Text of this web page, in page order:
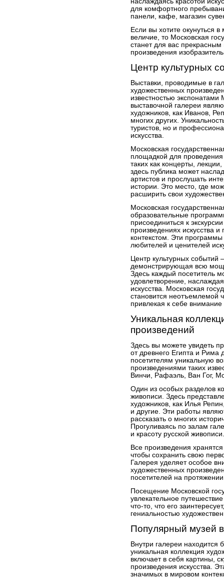
для комфортного
панели, кафе, магазин
Если вы хотите окунуться
величие, то Московская
станет для вас
произведения
Центр культурных
Выставки, проводимые в
художественных
известностью экспонатами
выставочной галереи
художников, как Иванов,
многих других.
туристов, но и
искусства.
Московская
площадкой для
таких как концерты,
здесь публика может
артистов и прослушать
истории. Это место, где
расширить свои
Московская
образовательные
присоединиться к
произведениях искусства
контекстом. Эти
любителей и ценителей
Центр культурных событий
демонстрирующая всю мощь
Здесь каждый посетитель
удовлетворение,
искусства. Московская
становится неотъемлемой
привлекая к себе
Уникальная
произведений
Здесь вы можете увидеть
от древнего Египта и Рима
посетителям уникальную
произведениями таких
Винчи, Рафаэль, Ван Гог,
Один из особых разделов
живописи. Здесь
художников, как Илья
и другие. Эти работы
рассказать о многих
Прогуливаясь по залам
и красоту русской живописи.
Все произведения
чтобы сохранить свою
Галерея уделяет особое
художественных
посетителей на протяжении
Посещение Московской
увлекательное
что-то, что его
гениальностью
Популярный музей
Внутри галереи находится
уникальная коллекция
включает в себя картины,
произведения искусства.
значимых в мировом